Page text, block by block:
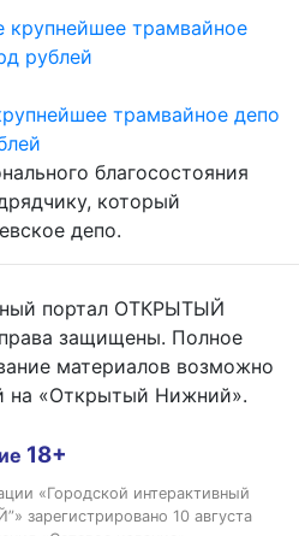
трамвайное депо
благосостояния
который
депо.
портал ОТКРЫТЫЙ
защищены. Полное
материалов возможно
на «Открытый Нижний».
18+
«Городской интерактивный
зарегистрировано 10 августа